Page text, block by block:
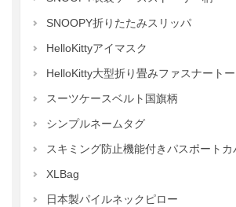
SNOOPY折りたたみスリッパ
HelloKittyアイマスク
HelloKitty大型折り畳みファスナートー
スーツケースベルト国旗柄
シンプルネームタグ
スキミング防止機能付きパスポートカ
XLBag
日本製パイルネックピロー